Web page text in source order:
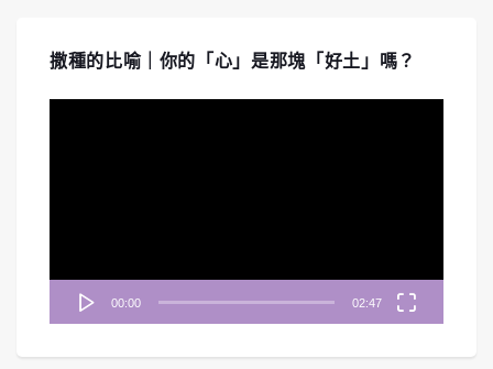
撒種的比喻｜你的「心」是那塊「好土」嗎？
00:00 02:47